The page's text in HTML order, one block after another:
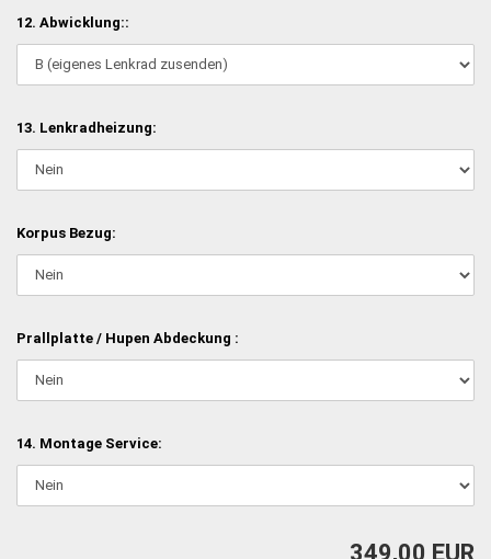
12. Abwicklung::
13. Lenkradheizung:
Korpus Bezug:
Prallplatte / Hupen Abdeckung :
14. Montage Service:
349,00 EUR